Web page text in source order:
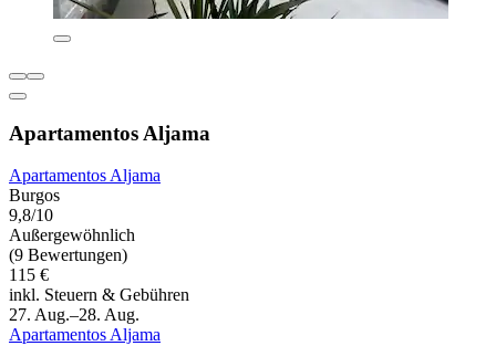
Apartamentos Aljama
Apartamentos Aljama
Burgos
9,8/10
Außergewöhnlich
(9 Bewertungen)
115 €
inkl. Steuern & Gebühren
27. Aug.–28. Aug.
Apartamentos Aljama